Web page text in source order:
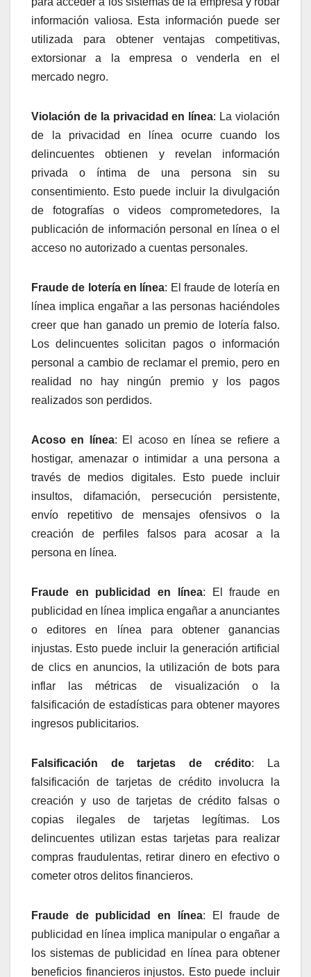
información valiosa. Esta información puede ser
utilizada para obtener ventajas competitivas,
extorsionar a la empresa o venderla en el
mercado negro.
Violación de la privacidad en línea: La violación
de la privacidad en línea ocurre cuando los
delincuentes obtienen y revelan información
privada o íntima de una persona sin su
consentimiento. Esto puede incluir la divulgación
de fotografías o videos comprometedores, la
publicación de información personal en línea o el
acceso no autorizado a cuentas personales.
Fraude de lotería en línea: El fraude de lotería en
línea implica engañar a las personas haciéndoles
creer que han ganado un premio de lotería falso.
Los delincuentes solicitan pagos o información
personal a cambio de reclamar el premio, pero en
realidad no hay ningún premio y los pagos
realizados son perdidos.
Acoso en línea: El acoso en línea se refiere a
hostigar, amenazar o intimidar a una persona a
través de medios digitales. Esto puede incluir
insultos, difamación, persecución persistente,
envío repetitivo de mensajes ofensivos o la
creación de perfiles falsos para acosar a la
persona en línea.
Fraude en publicidad en línea: El fraude en
publicidad en línea implica engañar a anunciantes
o editores en línea para obtener ganancias
injustas. Esto puede incluir la generación artificial
de clics en anuncios, la utilización de bots para
inflar las métricas de visualización o la
falsificación de estadísticas para obtener mayores
ingresos publicitarios.
Falsificación de tarjetas de crédito: La
falsificación de tarjetas de crédito involucra la
creación y uso de tarjetas de crédito falsas o
copias ilegales de tarjetas legítimas. Los
delincuentes utilizan estas tarjetas para realizar
compras fraudulentas, retirar dinero en efectivo o
cometer otros delitos financieros.
Fraude de publicidad en línea: El fraude de
publicidad en línea implica manipular o engañar a
los sistemas de publicidad en línea para obtener
beneficios financieros injustos. Esto puede incluir